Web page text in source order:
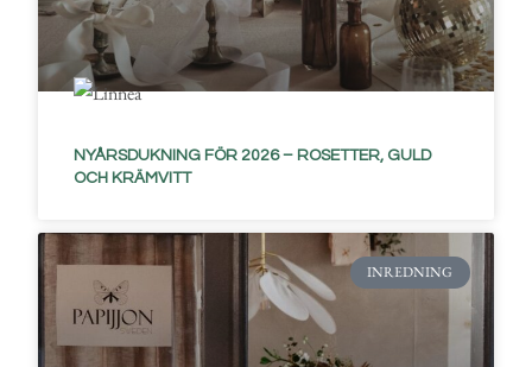
NYÅRSDUKNING FÖR 2026 – ROSETTER, GULD
OCH KRÄMVITT
INREDNING